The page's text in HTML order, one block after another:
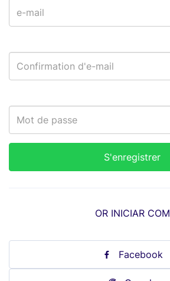
OR INICIAR COM
Facebook